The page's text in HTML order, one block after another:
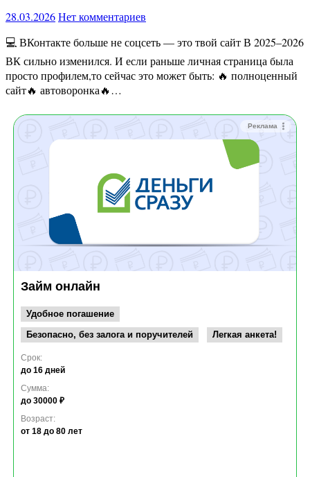
28.03.2026Нет комментариев
💻 ВКонтакте больше не соцсеть — это твой сайт В 2025–2026
ВК сильно изменился. И если раньше личная страница была
просто профилем,то сейчас это может быть: 🔥 полноценный
сайт🔥 автоворонка🔥…
Реклама
Займ онлайн
Удобное погашение
Безопасно, без залога и поручителей
Легкая анкета!
Срок:
до 16 дней
Сумма:
до 30000 ₽
Возраст:
от 18 до 80 лет